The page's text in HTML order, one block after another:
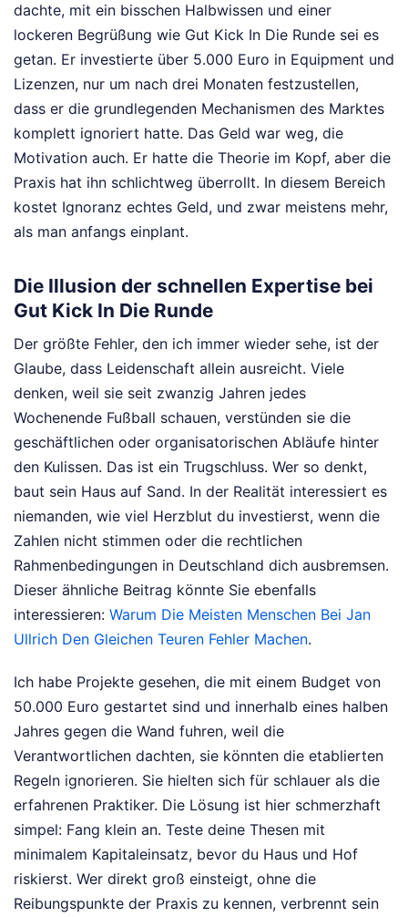
dachte, mit ein bisschen Halbwissen und einer
lockeren Begrüßung wie Gut Kick In Die Runde sei es
getan. Er investierte über 5.000 Euro in Equipment und
Lizenzen, nur um nach drei Monaten festzustellen,
dass er die grundlegenden Mechanismen des Marktes
komplett ignoriert hatte. Das Geld war weg, die
Motivation auch. Er hatte die Theorie im Kopf, aber die
Praxis hat ihn schlichtweg überrollt. In diesem Bereich
kostet Ignoranz echtes Geld, und zwar meistens mehr,
als man anfangs einplant.
Die Illusion der schnellen Expertise bei
Gut Kick In Die Runde
Der größte Fehler, den ich immer wieder sehe, ist der
Glaube, dass Leidenschaft allein ausreicht. Viele
denken, weil sie seit zwanzig Jahren jedes
Wochenende Fußball schauen, verstünden sie die
geschäftlichen oder organisatorischen Abläufe hinter
den Kulissen. Das ist ein Trugschluss. Wer so denkt,
baut sein Haus auf Sand. In der Realität interessiert es
niemanden, wie viel Herzblut du investierst, wenn die
Zahlen nicht stimmen oder die rechtlichen
Rahmenbedingungen in Deutschland dich ausbremsen.
Dieser ähnliche Beitrag könnte Sie ebenfalls
interessieren: Warum Die Meisten Menschen Bei Jan
Ullrich Den Gleichen Teuren Fehler Machen.
Ich habe Projekte gesehen, die mit einem Budget von
50.000 Euro gestartet sind und innerhalb eines halben
Jahres gegen die Wand fuhren, weil die
Verantwortlichen dachten, sie könnten die etablierten
Regeln ignorieren. Sie hielten sich für schlauer als die
erfahrenen Praktiker. Die Lösung ist hier schmerzhaft
simpel: Fang klein an. Teste deine Thesen mit
minimalem Kapitaleinsatz, bevor du Haus und Hof
riskierst. Wer direkt groß einsteigt, ohne die
Reibungspunkte der Praxis zu kennen, verbrennt sein